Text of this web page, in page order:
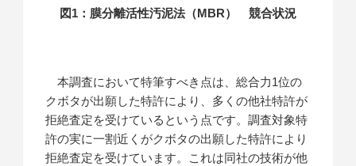
図1：膜分離活性汚泥法（MBR） 競合状況
本調査において特筆すべき点は、総合力1位の
クボタが出願した特許により、多くの他社特許が
拒絶査定を受けているという点です。調査対象特
許の実に一割近くがクボタの出願した特許により
拒絶査定を受けています。これは同社の技術が他